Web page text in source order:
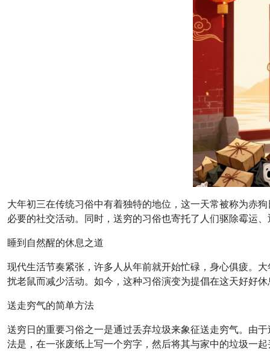
大年初三在传统习俗中有着独特的地位，这一天常被称为赤
必要的社交活动。同时，送穷的习俗也寄托了人们驱除霉运
睡到自然醒的休息之道
现代生活节奏紧张，许多人从年前就开始忙碌，身心俱疲。
扰老鼠而减少活动。如今，这种习俗演变为提倡在这天好好
送走穷气的简单方法
送穷日的重要习俗之一是通过丢弃垃圾来象征送走穷气。由
法是，在一张废纸上写一个穷字，然后将其与家中的垃圾一